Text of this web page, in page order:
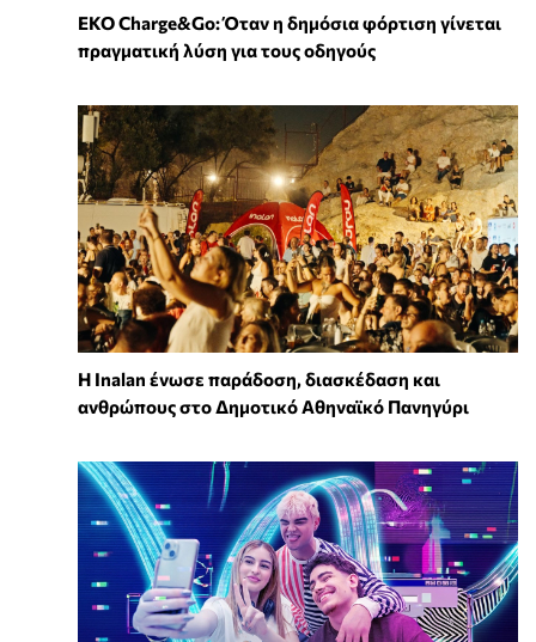
EKO Charge&Go: Όταν η δημόσια φόρτιση γίνεται
πραγματική λύση για τους οδηγούς
Η Inalan ένωσε παράδοση, διασκέδαση και
ανθρώπους στο Δημοτικό Αθηναϊκό Πανηγύρι